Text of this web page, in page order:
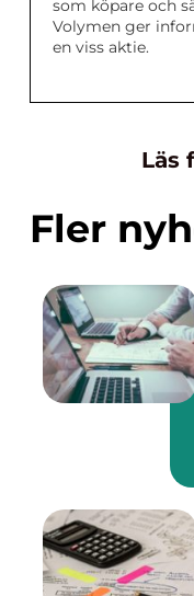
som köpare och
Volymen ger
en viss aktie.
Läs
Fler